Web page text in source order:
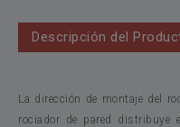
Descripción del
La dirección de montaje del
rociador de pared distribuye